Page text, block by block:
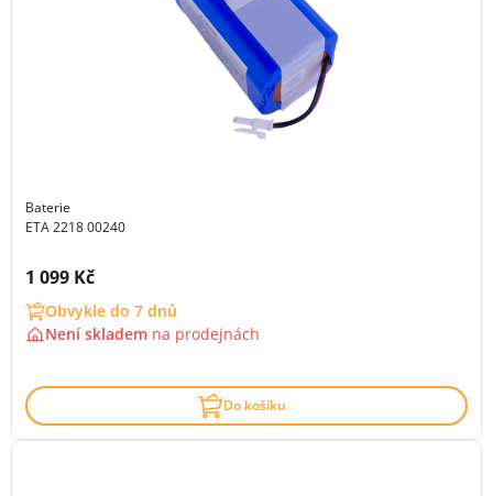
Baterie
ETA 2218 00240
Cena s DPH:
1 099 Kč
Obvykle do 7 dnů
Není skladem na prodejnách
Do košíku